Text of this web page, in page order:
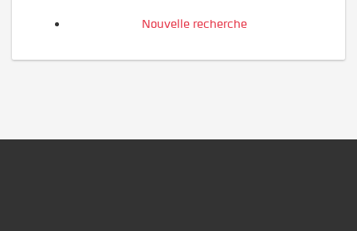
Nouvelle recherche